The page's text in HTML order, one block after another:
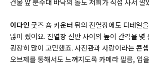
건물 앞 분수대 바닥의 돌도 저희가 직접 사서 깔
이다인 굿즈 숍 카운터 뒤의 진열장에도 디테일
많이 썼어요. 진열장 선반 사이의 높이 간격을
굉장히 많이 고민했죠. 사진관과 사랑이라는 콘
오브제를 통해서도 느껴지도록 카메라 필름, 입